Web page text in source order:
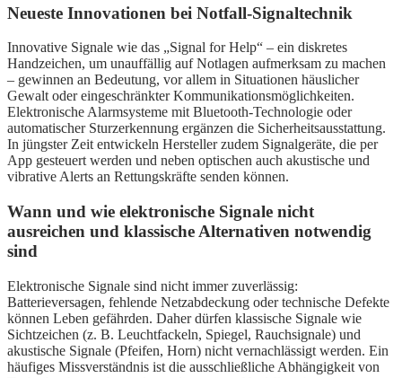
Neueste Innovationen bei Notfall-Signaltechnik
Innovative Signale wie das „Signal for Help“ – ein diskretes
Handzeichen, um unauffällig auf Notlagen aufmerksam zu machen
– gewinnen an Bedeutung, vor allem in Situationen häuslicher
Gewalt oder eingeschränkter Kommunikationsmöglichkeiten.
Elektronische Alarmsysteme mit Bluetooth-Technologie oder
automatischer Sturzerkennung ergänzen die Sicherheitsausstattung.
In jüngster Zeit entwickeln Hersteller zudem Signalgeräte, die per
App gesteuert werden und neben optischen auch akustische und
vibrative Alerts an Rettungskräfte senden können.
Wann und wie elektronische Signale nicht
ausreichen und klassische Alternativen notwendig
sind
Elektronische Signale sind nicht immer zuverlässig:
Batterieversagen, fehlende Netzabdeckung oder technische Defekte
können Leben gefährden. Daher dürfen klassische Signale wie
Sichtzeichen (z. B. Leuchtfackeln, Spiegel, Rauchsignale) und
akustische Signale (Pfeifen, Horn) nicht vernachlässigt werden. Ein
häufiges Missverständnis ist die ausschließliche Abhängigkeit von